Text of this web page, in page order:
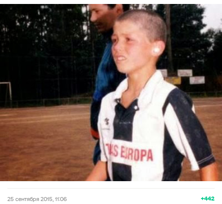
+442
25 сентября 2015, 11:06